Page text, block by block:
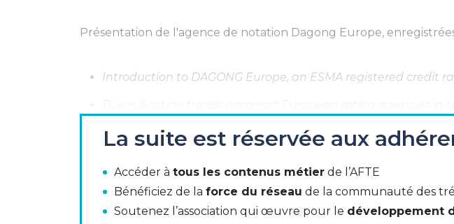
Présentation de l'agence de notation Dagong Europe,
Introduction to DAGONG Europe, an ESMA registered credit
The Mission of DAGONG Europe Credit Ratings
Introduction to DAGONG Europe Corporate rating criteria
DAGONG Europe as the connection to the Chinese
La suite est réservée aux
Accéder à tous les contenus métier de l’AFTE
Bénéficiez de la force du réseau de la communauté des
Soutenez l’association qui œuvre pour le développement